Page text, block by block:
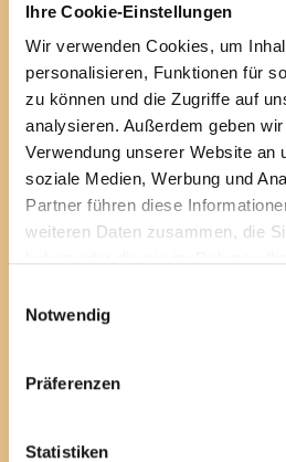
Ihre Cookie-Einstellungen
Wir verwenden Cookies, um
personalisieren, Funktionen für
zu können und die Zugriffe auf
analysieren. Außerdem geben
Verwendung unserer Website an
soziale Medien, Werbung und
Partner führen diese
weiteren Daten zusammen, die
Notwendig
Präferenzen
Statistiken
kostenlosen Newsletter
Mit unserem monatlichen
bautechnischen und
Verbraucherthemen immer auf
Erfahren Sie außerdem alle
Entwicklungen des Vereins.
Sie können diesen Service in
abbestellen.